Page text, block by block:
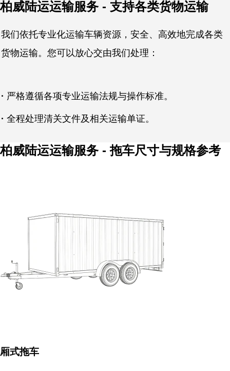
柏威陆运运输服务 - 支持各类货物运输
我们依托专业化运输车辆资源，安全、高效地完成各类
货物运输。您可以放心交由我们处理：
· 严格遵循各项专业运输法规与操作标准。
· 全程处理清关文件及相关运输单证。
柏威陆运运输服务 - 拖车尺寸与规格参考
厢式拖车